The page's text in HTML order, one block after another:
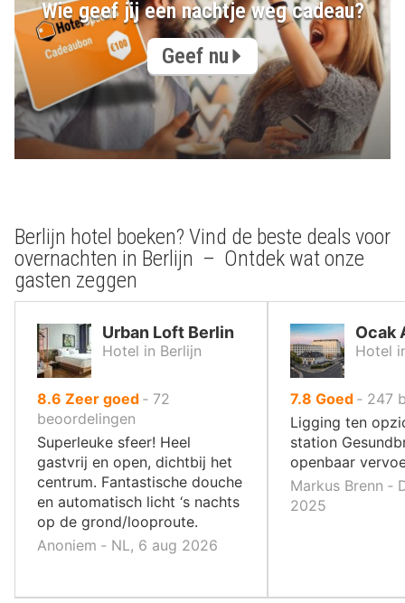
Wie geef jij een nachtje weg cadeau?
Geef nu
Berlijn hotel boeken? Vind de beste deals voor
overnachten in Berlijn – Ontdek wat onze
gasten zeggen
Urban Loft Berlin
Hotel in Berlijn
8.6 uit
10
,
Zeer goed ‐ 72
beoordelingen
Superleuke sfeer! Heel
gastvrij en open, dichtbij het
centrum. Fantastische douche
en automatisch licht ‘s nachts
op de grond/looproute.
Anoniem ‐ NL, 6 aug 2026
Ocak
Hotel
7.8 uit
10
,
Goed ‐ 247
Ligging ten
station
openbaar
Markus Brenn ‐
2025